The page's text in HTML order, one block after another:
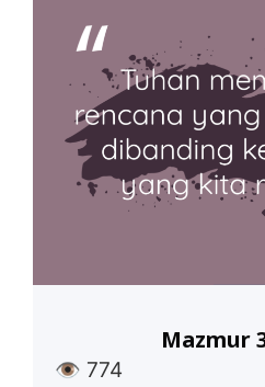
👁 774
Mazmur